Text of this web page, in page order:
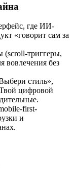
где ИИ-
«говорит сам за
триггеры,
вовлечения без
стиль»,
цифровой
first-
и